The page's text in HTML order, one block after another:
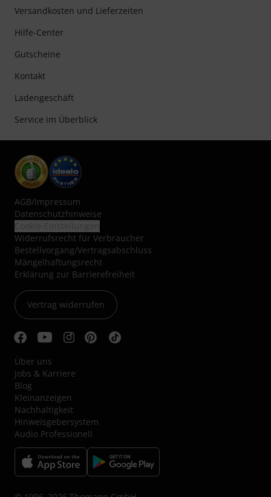
Versandkosten und Lieferzeiten
Hilfe-Center
Gutscheine
Kontakt
Ladengeschäft
Service im Überblick
AGB/Impressum
Datenschutzhinweise
Widerrufsrecht für Verbraucher
Bestellvorgang/Vertragsabschluss
Mängelhaftungsrecht
Erklärung zur Barrierefreiheit
Vertrag widerrufen
Über uns
Jobs & Karriere
Blog
Kleinanzeigen
Nachhaltigkeit
Hinweisgebersystem
Audio Professionell